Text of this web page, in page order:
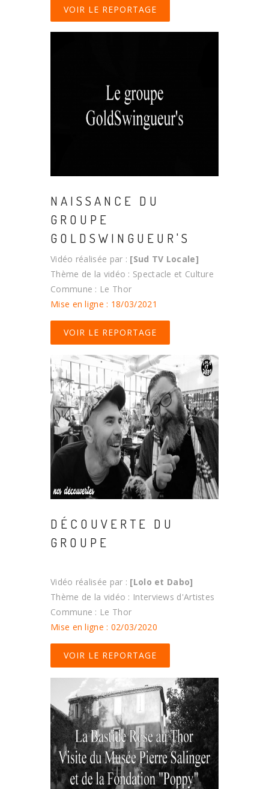
VOIR LE REPORTAGE
NAISSANCE DU
GROUPE
GOLDSWINGUEUR'S
Vidéo réalisée par : [Sud TV Locale]
Thème de la vidéo : Spectacle et Culture
Commune : Le Thor
Mise en ligne : 18/03/2021
VOIR LE REPORTAGE
DÉCOUVERTE DU
GROUPE
Vidéo réalisée par : [Lolo et Dabo]
Thème de la vidéo : Interviews d'Artistes
Commune : Le Thor
Mise en ligne : 02/03/2020
VOIR LE REPORTAGE